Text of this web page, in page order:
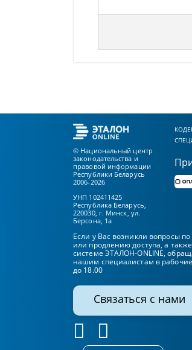
© Национальный центр
законодательства и
правовой информации
Республики Беларусь
2006-2026
УНП 102411425
Республика Беларусь,
220030, г. Минск, ул.
Берсона, 1а
Если у Вас возникли вопросы
или продлению доступа, а
системе ЭТАЛОН-ONLINE,
нашим специалистам в
до 18.00
Связаться с нами